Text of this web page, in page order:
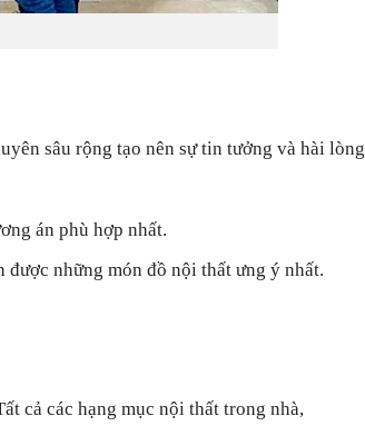
sâu rộng tạo nên sự tin tưởng và hài lòng
án phù hợp nhất.
những món đồ nội thất ưng ý nhất.
cả các hạng mục nội thất trong nhà,